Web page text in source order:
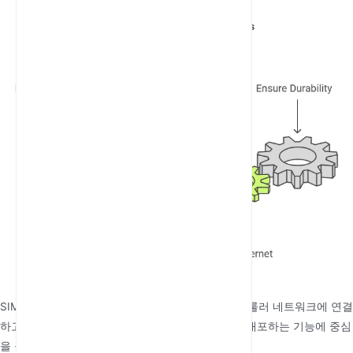
SIM 슬롯이 있는 4G 실외 라우터의 작동 원리는 셀룰러 네트워크에 연결
하고 Wi-Fi 또는 Ethernet을 통해 인터넷 액세스를 배포하는 기능에 중심
을 둡니다. 작동 방식은 다음과 같습니다: